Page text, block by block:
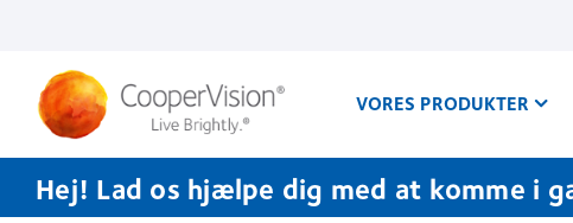
VORES PRODUKTER
Hej! Lad os hjælpe dig med at komme i